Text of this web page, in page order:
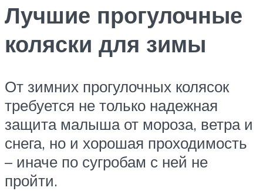
Лучшие прогулочные
коляски для зимы
От зимних прогулочных колясок
требуется не только надежная
защита малыша от мороза, ветра и
снега, но и хорошая проходимость
– иначе по сугробам с ней не
пройти.